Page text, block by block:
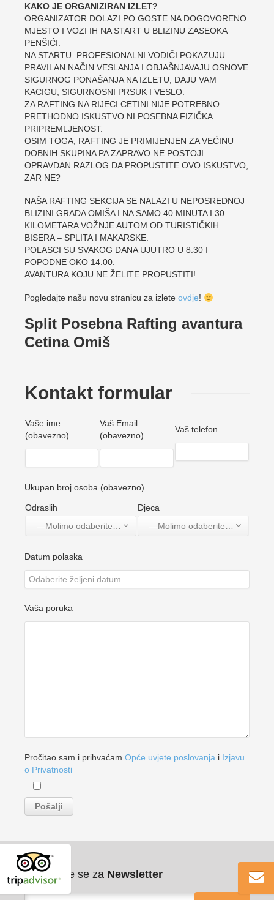
KAKO JE ORGANIZIRAN IZLET?
ORGANIZATOR DOLAZI PO GOSTE NA DOGOVORENO
MJESTO I VOZI IH NA START U BLIZINU ZASEOKA
PENŠIĆI.
NA STARTU: PROFESIONALNI VODIČI POKAZUJU
PRAVILAN NAČIN VESLANJA I OBJAŠNJAVAJU OSNOVE
SIGURNOG PONAŠANJA NA IZLETU, DAJU VAM
KACIGU, SIGURNOSNI PRSUK I VESLO.
ZA RAFTING NA RIJECI CETINI NIJE POTREBNO
PRETHODNO ISKUSTVO NI POSEBNA FIZIČKA
PRIPREMLJENOST.
OSIM TOGA, RAFTING JE PRIMIJENJEN ZA VEĆINU
DOBNIH SKUPINA PA ZAPRAVO NE POSTOJI
OPRAVDAN RAZLOG DA PROPUSTITE OVO ISKUSTVO,
ZAR NE?
NAŠA RAFTING SEKCIJA SE NALAZI U NEPOSREDNOJ
BLIZINI GRADA OMIŠA I NA SAMO 40 MINUTA I 30
KILOMETARA VOŽNJE AUTOM OD TURISTIČKIH
BISERA – SPLITA I MAKARSKE.
POLASCI SU SVAKOG DANA UJUTRO U 8.30 I
POPODNE OKO 14.00.
AVANTURA KOJU NE ŽELITE PROPUSTITI!
Pogledajte našu novu stranicu za izlete ovdje!
Split Posebna Rafting avantura
Cetina Omiš
Kontakt formular
Vaše ime
(obavezno)
Vaš Email
(obavezno)
Vaš telefon
Ukupan broj osoba (obavezno)
Odraslih
—Molimo odaberite jednu opciju—
Djeca
—Molimo odaberite jednu opciju—
Datum polaska
Vaša poruka
Pročitao sam i prihvaćam Opće uvjete poslovanja i Izjavu
o Privatnosti
Pribilježite se za Newsletter